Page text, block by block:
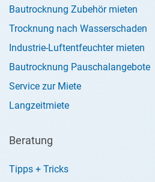
Bautrocknung Zubehör mieten
Trocknung nach Wasserschaden
Industrie-Luftentfeuchter mieten
Bautrocknung Pauschalangebote
Service zur Miete
Langzeitmiete
Beratung
Tipps + Tricks